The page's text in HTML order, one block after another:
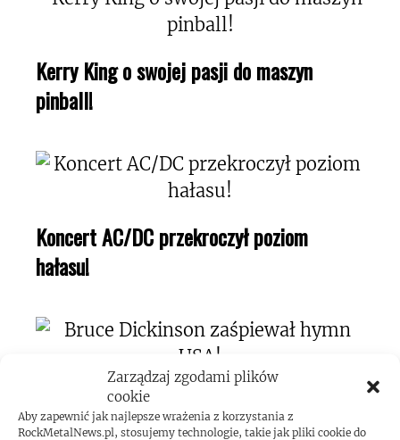
Zarządzaj zgodami plików
cookie
Aby zapewnić jak najlepsze wrażenia z korzystania z
RockMetalNews.pl, stosujemy technologie, takie jak pliki cookie do
Kerry King o swojej pasji do maszyn
pinball!
Koncert AC/DC przekroczył poziom
hałasu!
Bruce Dickinson zaśpiewał hymn USA!